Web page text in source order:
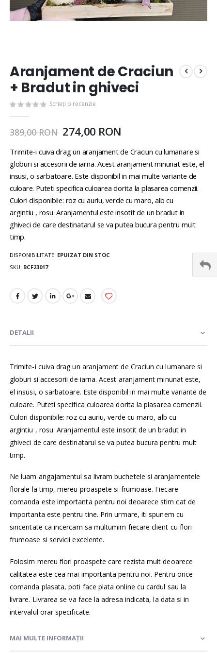
Aranjament de Craciun
+ Bradut in ghiveci
Scrieți o recenzie
389,00 RON 274,00 RON
Trimite-i cuiva drag un aranjament de Craciun cu lumanare si
globuri si accesorii de iarna. Acest aranjament minunat este, el
insusi, o sarbatoare. Este disponibil in mai multe variante de
culoare. Puteti specifica culoarea dorita la plasarea comenzii.
Culori disponibile: roz cu auriu, verde cu maro, alb cu
argintiu , rosu. Aranjamentul este insotit de un bradut in
ghiveci de care destinatarul se va putea bucura pentru mult
timp.
DISPONIBILITATE: EPUIZAT DIN STOC
SKU BCF23017
DETALII
Trimite-i cuiva drag un aranjament de Craciun cu lumanare si
globuri si accesorii de iarna. Acest aranjament minunat este,
el insusi, o sarbatoare. Este disponibil in mai multe variante de
culoare. Puteti specifica culoarea dorita la plasarea comenzii.
Culori disponibile: roz cu auriu, verde cu maro, alb cu
argintiu , rosu. Aranjamentul este insotit de un bradut in
ghiveci de care destinatarul se va putea bucura pentru mult
timp.
Ne luam angajamentul sa livram buchetele si aranjamentele
florale la timp, mereu proaspete si frumoase. Fiecare
comanda este importanta pentru noi deoarece stim cat de
importanta este pentru tine. Prin urmare, iti spunem cu
sinceritate ca incercam sa multumim fiecare client cu flori
frumoase si servicii excelente.
Folosim mereu flori proaspete care rezista mult deoarece
calitatea este cea mai importanta pentru noi. Pentru orice
comanda plasata, poti face plata online cu cardul sau la
livrare. Livrarea se va face la adresa indicata, la data si in
intervalul orar specificate.
MAI MULTE INFORMAȚII